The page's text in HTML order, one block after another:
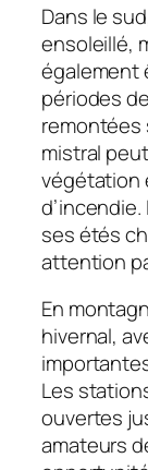
Dans le
ensoleillé,
également
périodes
remontées
mistral
végétation
ses étés
attention
En
hivernal,
Les
ouvertes
amateurs